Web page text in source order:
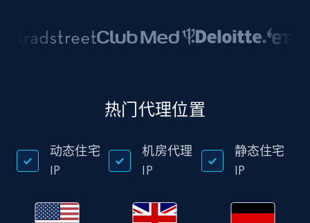
热门代理位置
动态住宅
IP
机房代理
IP
静态住宅
IP